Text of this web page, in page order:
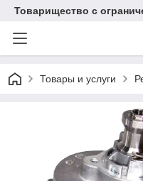
Товарищество с
Товары и услуги